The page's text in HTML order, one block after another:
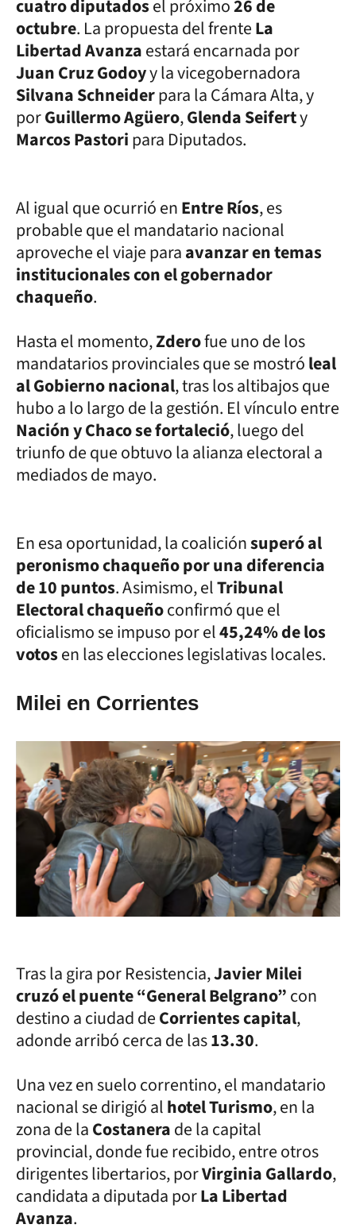
cuatro diputadosel próximo26 de
octubre. La propuesta del frenteLa
Libertad Avanzaestará encarnada por
Juan Cruz Godoyy la vicegobernadora
Silvana Schneiderpara la Cámara Alta, y
porGuillermo Agüero,Glenda Seiferty
Marcos Pastoripara Diputados.
Al igual que ocurrió enEntre Ríos, es
probable que el mandatario nacional
aproveche el viaje paraavanzar en temas
institucionales con el gobernador
chaqueño.
Hasta el momento,Zderofue uno de los
mandatarios provinciales que se mostróleal
al Gobierno nacional, tras los altibajos que
hubo a lo largo de la gestión. El vínculo entre
Nación y Chaco se fortaleció, luego del
triunfo de que obtuvo la alianza electoral a
mediados de mayo.
En esa oportunidad, la coaliciónsuperó al
peronismo chaqueño por una diferencia
de 10 puntos. Asimismo, elTribunal
Electoral chaqueñoconfirmó que el
oficialismo se impuso por el45,24% de los
votosen las elecciones legislativas locales.
Milei en Corrientes
Tras la gira por Resistencia,Javier Milei
cruzó el puente “General Belgrano”con
destino a ciudad deCorrientes capital,
adonde arribó cerca de las13.30.
Una vez en suelo correntino, el mandatario
nacional se dirigió alhotel Turismo, en la
zona de laCostanerade la capital
provincial, donde fue recibido, entre otros
dirigentes libertarios, porVirginia Gallardo,
candidata a diputada porLa Libertad
Avanza.